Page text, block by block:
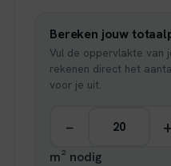
€
Bereken jouw
Vul de oppervlakte van
rekenen direct het
voor je uit.
−
m² nodig